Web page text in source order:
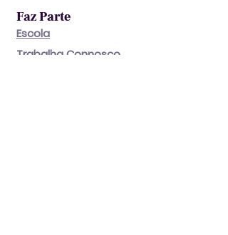
Faz Parte
Escola
Trabalha Connosco